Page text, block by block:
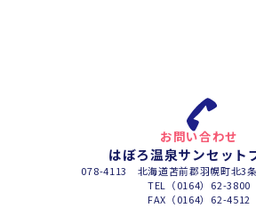
お問い合わせ
はぼろ温泉サンセット
078-4113 北海道苫前郡羽幌町北3
TEL（0164）62-3800
FAX（0164）62-4512